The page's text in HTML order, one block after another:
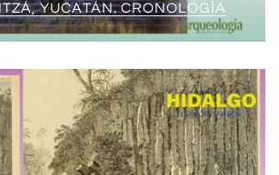
YUCATÁN. CRONOLOGÍA